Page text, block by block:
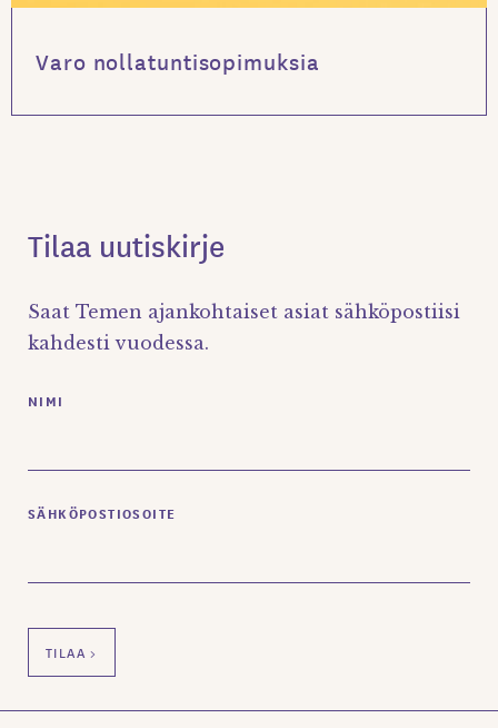
Varo nollatuntisopimuksia
Tilaa uutiskirje
Saat Temen ajankohtaiset asiat sähköpostiisi
kahdesti vuodessa.
NIMI
SÄHKÖPOSTIOSOITE